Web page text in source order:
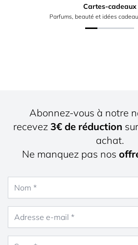
Cartes-cadeaux
Parfums, beauté et idées
Abonnez-vous à notre
recevez 3€ de réduction
achat.
Ne manquez pas nos